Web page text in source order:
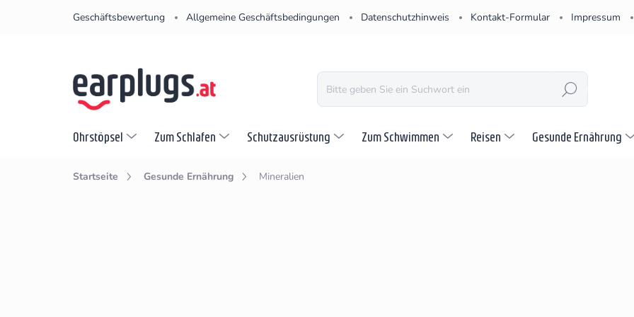
Geschäftsbewertung Allgemeine Geschäftsbedingungen Datenschutzhinweis Kontakt-Formular Impressum
SUCHEN
Ohrstöpsel Zum Schlafen Schutzausrüstung Zum Schwimmen Reisen Gesunde Ernährung
Startseite Gesunde Ernährung Mineralien